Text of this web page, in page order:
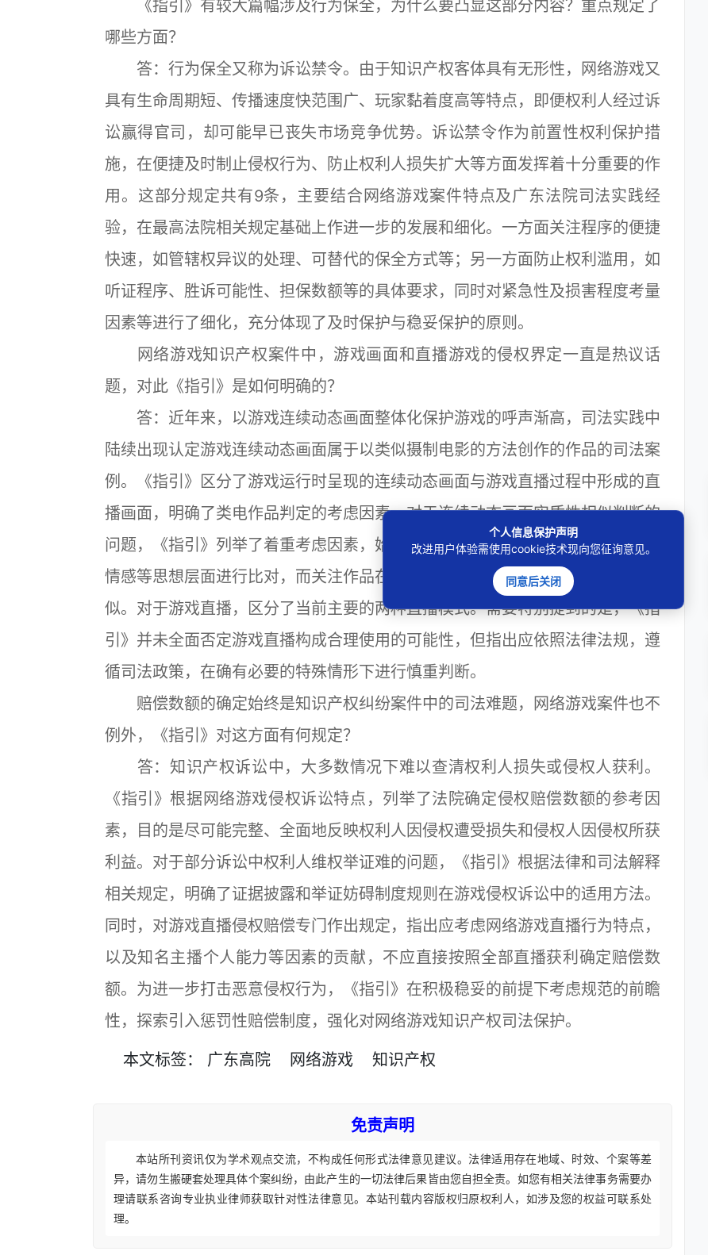
《指引》有较大篇幅涉及行为保全，为什么要凸显这部分内容？重点规定了
哪些方面？
答：行为保全又称为诉讼禁令。由于知识产权客体具有无形性，网络游戏又
具有生命周期短、传播速度快范围广、玩家黏着度高等特点，即便权利人经过诉
讼赢得官司，却可能早已丧失市场竞争优势。诉讼禁令作为前置性权利保护措
施，在便捷及时制止侵权行为、防止权利人损失扩大等方面发挥着十分重要的作
用。这部分规定共有9条，主要结合网络游戏案件特点及广东法院司法实践经
验，在最高法院相关规定基础上作进一步的发展和细化。一方面关注程序的便捷
快速，如管辖权异议的处理、可替代的保全方式等；另一方面防止权利滥用，如
听证程序、胜诉可能性、担保数额等的具体要求，同时对紧急性及损害程度考量
因素等进行了细化，充分体现了及时保护与稳妥保护的原则。
网络游戏知识产权案件中，游戏画面和直播游戏的侵权界定一直是热议话
题，对此《指引》是如何明确的？
答：近年来，以游戏连续动态画面整体化保护游戏的呼声渐高，司法实践中
陆续出现认定游戏连续动态画面属于以类似摄制电影的方法创作的作品的司法案
例。《指引》区分了游戏运行时呈现的连续动态画面与游戏直播过程中形成的直
播画面，明确了类电作品判定的考虑因素。对于连续动态画面实质性相似判断的
问题，《指引》列举了着重考虑因素，始终注意区分思想和表达，避免从创意、
情感等思想层面进行比对，而关注作品在表达方面的取舍、安排、设计等是否相
似。对于游戏直播，区分了当前主要的两种直播模式。需要特别提到的是，《指
引》并未全面否定游戏直播构成合理使用的可能性，但指出应依照法律法规，遵
循司法政策，在确有必要的特殊情形下进行慎重判断。
赔偿数额的确定始终是知识产权纠纷案件中的司法难题，网络游戏案件也不
例外，《指引》对这方面有何规定？
答：知识产权诉讼中，大多数情况下难以查清权利人损失或侵权人获利。
《指引》根据网络游戏侵权诉讼特点，列举了法院确定侵权赔偿数额的参考因
素，目的是尽可能完整、全面地反映权利人因侵权遭受损失和侵权人因侵权所获
利益。对于部分诉讼中权利人维权举证难的问题，《指引》根据法律和司法解释
相关规定，明确了证据披露和举证妨碍制度规则在游戏侵权诉讼中的适用方法。
同时，对游戏直播侵权赔偿专门作出规定，指出应考虑网络游戏直播行为特点，
以及知名主播个人能力等因素的贡献，不应直接按照全部直播获利确定赔偿数
额。为进一步打击恶意侵权行为，《指引》在积极稳妥的前提下考虑规范的前瞻
性，探索引入惩罚性赔偿制度，强化对网络游戏知识产权司法保护。
本文标签： 广东高院 网络游戏 知识产权
免责声明
本站所刊资讯仅为学术观点交流，不构成任何形式法律意见建议。法律适用存在地域、时效、个案等差
异，请勿生搬硬套处理具体个案纠纷，由此产生的一切法律后果皆由您自担全责。如您有相关法律事务需要办
理请联系咨询专业执业律师获取针对性法律意见。本站刊载内容版权归原权利人，如涉及您的权益可联系处
理。
个人信息保护声明
改进用户体验需使用cookie技术现向您征询意见。
同意后关闭